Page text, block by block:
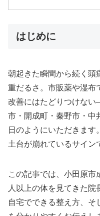
はじめに
朝起きた瞬間から続く頭
重だるさ。市販薬や湿布
改善にはたどりつけな
市・開成町・秦野市・中
日のようにいただきま
土台が崩れているサイン
この記事では、小田原
人以上の体を見てきた
自宅でできる整え方、そ